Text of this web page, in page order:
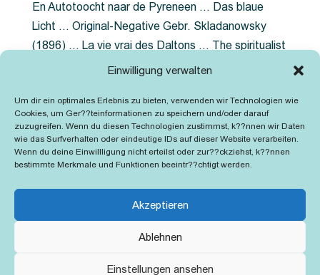
Einwilligung verwalten
Um dir ein optimales Erlebnis zu bieten, verwenden wir Technologien wie
Cookies, um Ger??teinformationen zu speichern und/oder darauf
zuzugreifen. Wenn du diesen Technologien zustimmst, k??nnen wir Daten
wie das Surfverhalten oder eindeutige IDs auf dieser Website verarbeiten.
Wenn du deine Einwillligung nicht erteilst oder zur??ckziehst, k??nnen
bestimmte Merkmale und Funktionen beeintr??chtigt werden.
Akzeptieren
Ablehnen
Einstellungen ansehen
En Autotoocht naar de Pyreneen … Das blaue
Licht … Original-Negative Gebr. Skladanowsky
(1896) … La vie vrai des Daltons … The spiritualist
photographer … Feuer im Fjord … The Song of the
Grubenlampe … Tolstoy … Grün ist die Heide …
Lady Hamilton … Mütter verzaget nicht …
Ruttmann Werbefilme